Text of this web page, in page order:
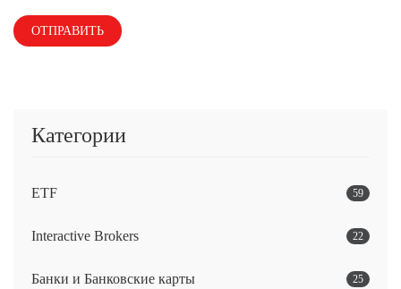
Категории
ETF 59
Interactive Brokers 22
Банки и Банковские карты 25